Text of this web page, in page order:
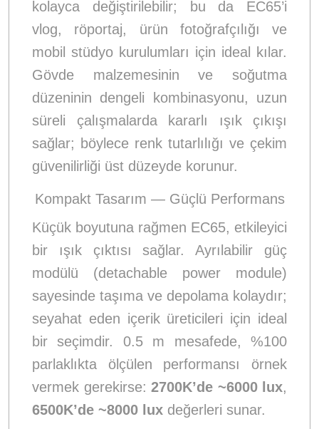
kolayca değiştirilebilir; bu da EC65’i
vlog, röportaj, ürün fotoğrafçılığı ve
mobil stüdyo kurulumları için ideal kılar.
Gövde malzemesinin ve soğutma
düzeninin dengeli kombinasyonu, uzun
süreli çalışmalarda kararlı ışık çıkışı
sağlar; böylece renk tutarlılığı ve çekim
güvenilirliği üst düzeyde korunur.
Kompakt Tasarım — Güçlü Performans
Küçük boyutuna rağmen EC65, etkileyici
bir ışık çıktısı sağlar. Ayrılabilir güç
modülü (detachable power module)
sayesinde taşıma ve depolama kolaydır;
seyahat eden içerik üreticileri için ideal
bir seçimdir. 0.5 m mesafede, %100
parlaklıkta ölçülen performansı örnek
vermek gerekirse: 2700K’de ~6000 lux,
6500K’de ~8000 lux değerleri sunar.